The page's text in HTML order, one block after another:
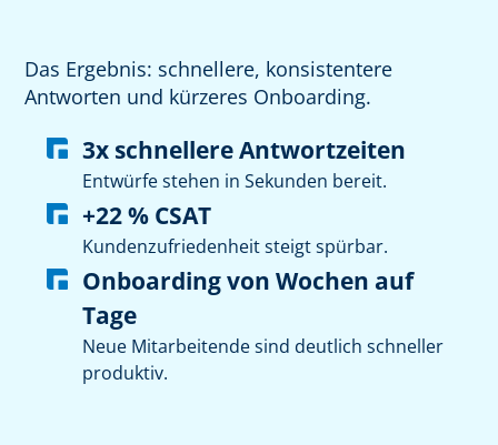
Das Ergebnis: schnellere, konsistentere
Antworten und kürzeres Onboarding.
3x schnellere Antwortzeiten
Entwürfe stehen in Sekunden bereit.
+22 % CSAT
Kundenzufriedenheit steigt spürbar.
Onboarding von Wochen auf
Tage
Neue Mitarbeitende sind deutlich schneller
produktiv.